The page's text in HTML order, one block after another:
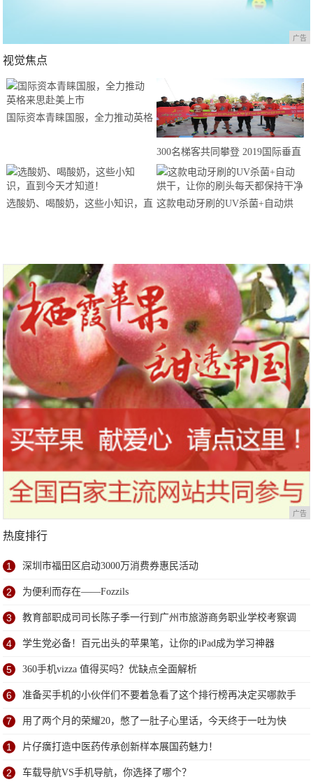
广告
视觉焦点
国际资本青睐国服，全力推动英格
300名梯客共同攀登 2019国际垂直
马拉松超级精英赛顺德海骏达中心
站欢乐开跑
选酸奶、喝酸奶，这些小知识，直 这款电动牙刷的UV杀菌+自动烘
广告
热度排行
1 深圳市福田区启动3000万消费券惠民活动
2 为便利而存在——Fozzils
3 教育部职成司司长陈子季一行到广州市旅游商务职业学校考察调
研
4 学生党必备！百元出头的苹果笔，让你的iPad成为学习神器
5 360手机vizza 值得买吗？优缺点全面解析
6 准备买手机的小伙伴们不要着急看了这个排行榜再决定买哪款手
机吧
7 用了两个月的荣耀20，憋了一肚子心里话，今天终于一吐为快
1 片仔癀打造中医药传承创新样本展国药魅力！
2 车载导航VS手机导航，你选择了哪个？